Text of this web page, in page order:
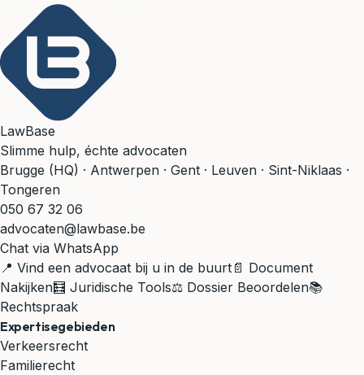
LawBase
Slimme hulp, échte advocaten
Brugge (HQ) · Antwerpen · Gent · Leuven · Sint-Niklaas ·
Tongeren
050 67 32 06
advocaten@lawbase.be
Chat via WhatsApp
📍 Vind een advocaat bij u in de buurt 📄 Document
Nakijken🧮 Juridische Tools⚖️ Dossier Beoordelen📚
Rechtspraak
Expertisegebieden
Verkeersrecht
Familierecht